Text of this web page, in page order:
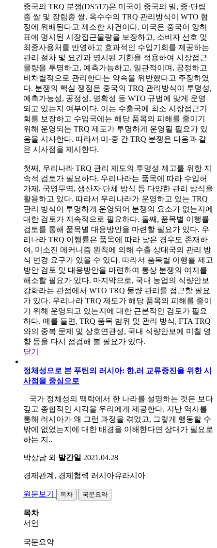
중국의 TRQ 분쟁(DS517)은 미국이 중국의 밀, 중·단립
종 쌀 및 장립종 쌀, 옥수수의 TRQ 관리방식이 WTO 협
정에 위배된다고 제소한 사건이다. 미국은 중국이 양허
표에 명시된 시장접근물량을 보장하고, 소비자 선호 및
최종사용처를 반영하고 효과적인 수입기회를 제공하는
관리 절차 및 요건과 명시된 기한을 적용하여 시장접근
물량을 투명하고, 예측가능하고, 일관적이며, 공정하고
비차별적으로 관리한다는 약속을 위반했다고 주장하였
다. 분쟁의 핵심 쟁점은 중국의 TRQ 관리방식이 투명성,
예측가능성, 공정성, 명확성 등 WTO 규범에 맞게 운영
되고 있는지 여부이다. 이는 수출국에 최소 시장접근기
회를 보장하고 수입국에는 해당 품목의 피해를 줄이기
위해 운영되는 TRQ 제도가 투명하게 운영될 필요가 있
음을 시사한다. 따라서 미·중 간 TRQ 분쟁은 다음과 같
은 시사점을 제시한다.
첫째, 우리나라 TRQ 관리 제도의 투명성 제고를 위한 지
속적 검토가 필요하다. 우리나라는 품목에 따라 수입허
가제, 국영무역, 생산자 단체 방식 등 다양한 관리 방식을
활용하고 있다. 따라서 우리나라가 운영하고 있는 TRQ
관리 방식이 투명하게 운영되어 분쟁의 요소가 없는지에
대한 검토가 지속적으로 필요하다. 둘째, 품목별 이행률
검토를 통해 품목별 대응방안을 마련할 필요가 있다. 우
리나라 TRQ 이행률은 품목에 따라 낮은 경우도 존재하
여, 미소진 메커니즘 원칙에 의해 수출 상대국의 관리 방
식 변경 요구가 있을 수 있다. 따라서 품목별 이행률 제고
방안 검토 및 대응방안을 마련하여 통상 분쟁의 여지를
해소할 필요가 있다. 마지막으로, 국내 농업의 식량안보
강화라는 관점에서 WTO TRQ 물량 관리를 접근할 필요
가 있다. 우리나라 TRQ 제도가 해당 품목의 피해를 줄이
기 위해 운영되고 있는지에 대한 근본적인 검토가 필요
하다. 예를 들면, TRQ 품목 범위 및 관리 방식, FTA TRQ
와의 중복 문제 및 상호연관성, 국내 식량안보에 미칠 영
향 등을 다시 점검해 볼 필요가 있다.
닫기
정체성으로 본 푸틴의 러시아: 한,러 교류증진을 위한 시
사점을 중심으로
국가 정체성의 맥락에서 한 나라를 설명하는 것은 보다
깊고 종합적인 시각을 우리에게 제공한다. 지난 역사를
통해 러시아가 왜 그런 과정을 겪었고, 그렇게 행동할 수
밖에 없었는지에 대한 배경을 이해한다면 상대가 필요로
하는 지..
박상남 외 발간일 2021.04.28
경제관계, 경제협력 러시아유라시아
원문보기 목차 국문요약
목차
서언
국문요약